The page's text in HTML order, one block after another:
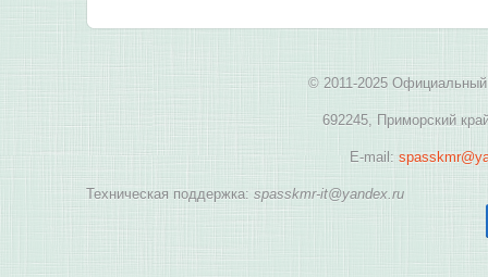
© 2011-2025 Официальный
692245, Приморский
E-mail:
Техническая поддержка: spasskmr-it@yandex.ru